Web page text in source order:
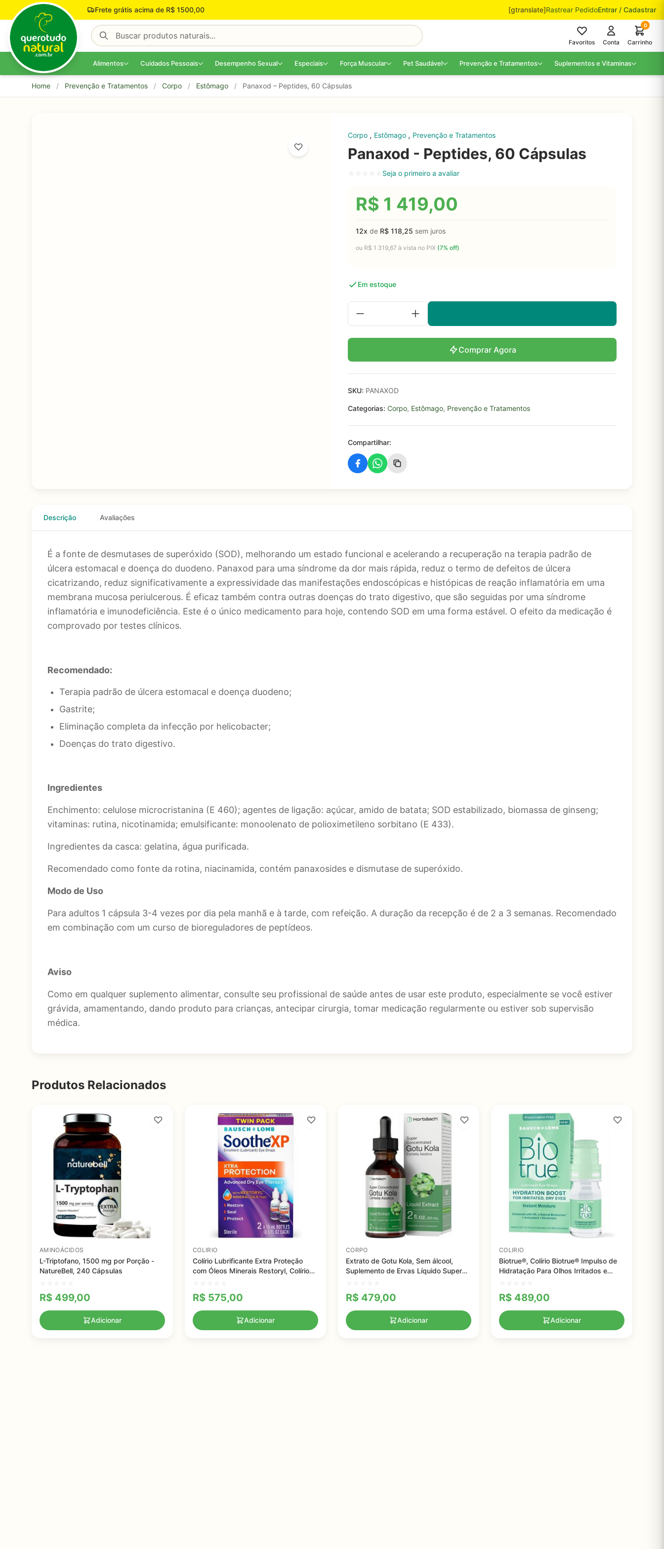
Pular para o conteúdo Frete grátis acima de R$ 1500,00 [gtranslate]Rastrear PedidoEntrar / Cadastrar
Favoritos Conta
0
Carrinho
Alimentos Cuidados Pessoais Desempenho Sexual Especiais Força Muscular Pet Saudável Prevenção e Tratamentos Suplementos e Vitaminas
Home / Prevenção e Tratamentos / Corpo / Estômago / Panaxod – Peptides, 60 Cápsulas
Corpo , Estômago , Prevenção e Tratamentos
Panaxod - Peptides, 60 Cápsulas
Seja o primeiro a avaliar
R$ 1 419,00
12x de R$ 118,25 sem juros
ou R$ 1 319,67 à vista no PIX (7% off)
Em estoque
Comprar Agora
SKU: PANAXOD
Categorias: Corpo, Estômago, Prevenção e Tratamentos
Compartilhar:
Descrição Avaliações
É a fonte de desmutases de superóxido (SOD), melhorando um estado funcional e acelerando a recuperação na terapia padrão de
úlcera estomacal e doença do duodeno. Panaxod para uma síndrome da dor mais rápida, reduz o termo de defeitos de úlcera
cicatrizando, reduz significativamente a expressividade das manifestações endoscópicas e histópicas de reação inflamatória em uma
membrana mucosa periulcerous. É eficaz também contra outras doenças do trato digestivo, que são seguidas por uma síndrome
inflamatória e imunodeficiência. Este é o único medicamento para hoje, contendo SOD em uma forma estável. O efeito da medicação é
comprovado por testes clínicos.
Recomendado:
Terapia padrão de úlcera estomacal e doença duodeno;
Gastrite;
Eliminação completa da infecção por helicobacter;
Doenças do trato digestivo.
Ingredientes
Enchimento: celulose microcristanina (E 460); agentes de ligação: açúcar, amido de batata; SOD estabilizado, biomassa de ginseng;
vitaminas: rutina, nicotinamida; emulsificante: monoolenato de polioximetileno sorbitano (E 433).
Ingredientes da casca: gelatina, água purificada.
Recomendado como fonte da rotina, niacinamida, contém panaxosides e dismutase de superóxido.
Modo de Uso
Para adultos 1 cápsula 3-4 vezes por dia pela manhã e à tarde, com refeição. A duração da recepção é de 2 a 3 semanas. Recomendado
em combinação com um curso de bioreguladores de peptídeos.
Aviso
Como em qualquer suplemento alimentar, consulte seu profissional de saúde antes de usar este produto, especialmente se você estiver
grávida, amamentando, dando produto para crianças, antecipar cirurgia, tomar medicação regularmente ou estiver sob supervisão
médica.
Produtos Relacionados
AMINOÁCIDOS
L-Triptofano, 1500 mg por Porção -
NatureBell, 240 Cápsulas
R$ 499,00
Adicionar
COLIRIO
Colírio Lubrificante Extra Proteção
com Óleos Minerais Restoryl, Colírio
R$ 575,00
Adicionar
CORPO
Extrato de Gotu Kola, Sem álcool,
Suplemento de Ervas Líquido Super
R$ 479,00
Adicionar
COLIRIO
Biotrue®, Colírio Biotrue® Impulso de
Hidratação Para Olhos Irritados e
R$ 489,00
Adicionar